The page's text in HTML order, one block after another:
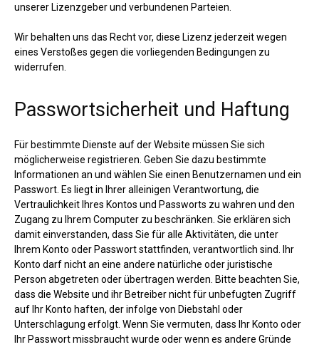
unserer Lizenzgeber und verbundenen Parteien.
Wir behalten uns das Recht vor, diese Lizenz jederzeit wegen
eines Verstoßes gegen die vorliegenden Bedingungen zu
widerrufen.
Passwortsicherheit und Haftung
Für bestimmte Dienste auf der Website müssen Sie sich
möglicherweise registrieren. Geben Sie dazu bestimmte
Informationen an und wählen Sie einen Benutzernamen und ein
Passwort. Es liegt in Ihrer alleinigen Verantwortung, die
Vertraulichkeit Ihres Kontos und Passworts zu wahren und den
Zugang zu Ihrem Computer zu beschränken. Sie erklären sich
damit einverstanden, dass Sie für alle Aktivitäten, die unter
Ihrem Konto oder Passwort stattfinden, verantwortlich sind. Ihr
Konto darf nicht an eine andere natürliche oder juristische
Person abgetreten oder übertragen werden. Bitte beachten Sie,
dass die Website und ihr Betreiber nicht für unbefugten Zugriff
auf Ihr Konto haften, der infolge von Diebstahl oder
Unterschlagung erfolgt. Wenn Sie vermuten, dass Ihr Konto oder
Ihr Passwort missbraucht wurde oder wenn es andere Gründe